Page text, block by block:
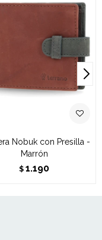
Nobuk con Presilla -
Marrón
$ 1.190